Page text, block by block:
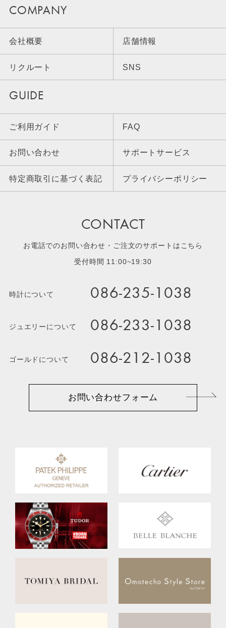
COMPANY
会社概要 店舗情報
リクルート SNS
GUIDE
ご利用ガイド FAQ
お問い合わせ サポートサービス
特定商取引に基づく表記 プライバシーポリシー
CONTACT
お電話でのお問い合わせ・ご注文のサポートはこちら
受付時間 11:00~19:30
時計について 086-235-1038
ジュエリーについて 086-233-1038
ゴールドについて 086-212-1038
お問い合わせフォーム